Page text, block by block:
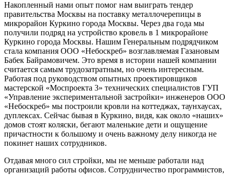
Накопленный нами опыт помог нам выиграть тендер
правительства Москвы на поставку металлочерепицы в
микрорайон Куркино города Москвы. Через два года мы
получили подряд на устройство кровель в 1 микрорайоне
Куркино города Москвы. Нашим Генеральным подрядчиком
стала компания ООО «Небоскреб» возглавляемая Газановым
Бабек Байрамовичем. Это время в истории нашей компании
считается самым трудозатратным, но очень интересным.
Работая под руководством опытных проектировщиков
мастерской «Моспроекта 3» технических специалистов ГУП
«Управление экспериментальной застройки» инженеров ООО
«Небоскреб» мы построили кровли на коттеджах, таунхаусах,
дуплексах. Сейчас бывая в Куркино, видя, как около «наших»
домов стоят коляски, бегают маленькие дети и ощущение
причастности к большому и очень важному делу никогда не
покинет наших сотрудников.
Отдавая много сил стройки, мы не меньше работали над
организаций работы офисов. Сотрудничество программистов,